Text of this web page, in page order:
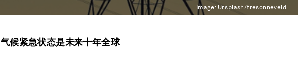
Image: Unsplash/fresonneveld
候紧急状态是未来十年全球